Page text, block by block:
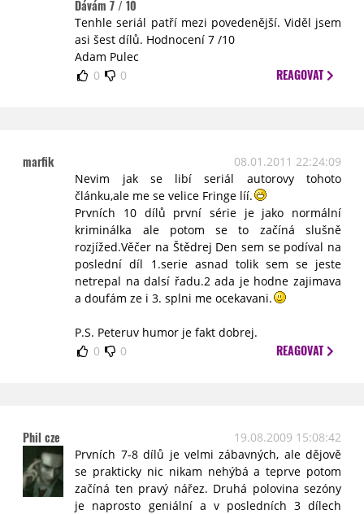
Dávám 7 / 10
Tenhle seriál patří mezi povedenější. Viděl jsem
asi šest dílů. Hodnocení 7 /10
Adam Pulec
0
0 REAGOVAT
marfik
08.01.2011 22:24:09
Nevim jak se libí seriál autorovy tohoto
článku,ale me se velice Fringe líí.
Prvních 10 dílů první série je jako normální
kriminálka ale potom se to začíná slušně
rozjížed.Věčer na Štědrej Den sem se podíval na
poslední díl 1.serie asnad tolik sem se jeste
netrepal na dalsí řadu.2 ada je hodne zajimava
a doufám ze i 3. splni me ocekavani.
P.S. Peteruv humor je fakt dobrej.
0
0 REAGOVAT
Phil cze
19.08.2009 15:08:42
Prvních 7-8 dílů je velmi zábavných, ale dějově
se prakticky nic nikam nehýbá a teprve potom
začíná ten pravý nářez. Druhá polovina sezóny
je naprosto geniální a v posledních 3 dílech